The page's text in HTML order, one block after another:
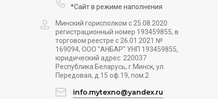
*Сайт в режиме наполнения
Минский горисполком с 25.08.2020
регистрационный номер 193459855, в
торговом реестре с 26.01.2021 №
169094, ООО "АНБАР" УНП 193459855,
юридический адрес: 220037
Республика Беларусь, г.Минск, ул.
Передовая, д.15 оф.19, пом.2
info.mytexno@yandex.ru